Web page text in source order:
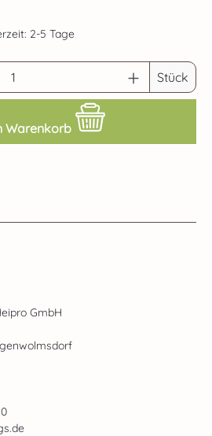
2-5 Tage
den gewünschtenStück
Warenkorb
GmbH